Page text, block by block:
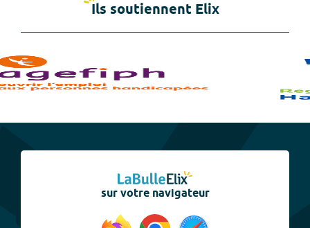
Ils soutiennent Elix
sur votre navigateur